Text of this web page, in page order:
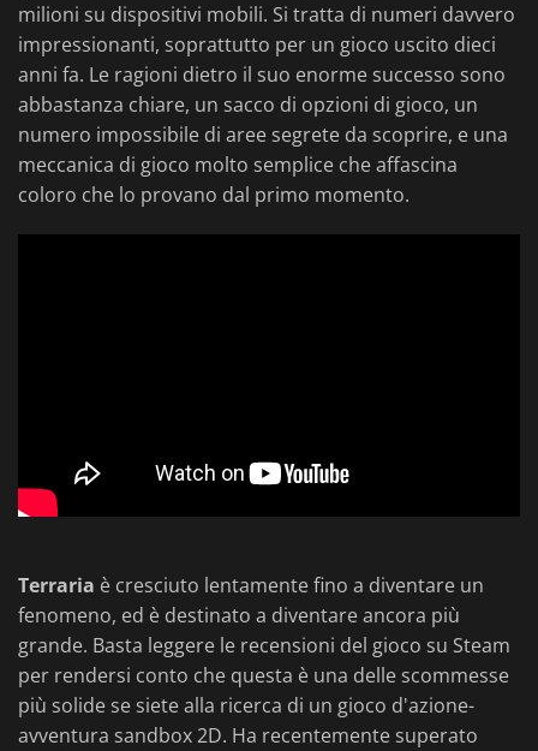
milioni su dispositivi mobili. Si tratta di numeri davvero
impressionanti, soprattutto per un gioco uscito dieci
anni fa. Le ragioni dietro il suo enorme successo sono
abbastanza chiare, un sacco di opzioni di gioco, un
numero impossibile di aree segrete da scoprire, e una
meccanica di gioco molto semplice che affascina
coloro che lo provano dal primo momento.
Terraria è cresciuto lentamente fino a diventare un
fenomeno, ed è destinato a diventare ancora più
grande. Basta leggere le recensioni del gioco su Steam
per rendersi conto che questa è una delle scommesse
più solide se siete alla ricerca di un gioco d'azione-
avventura sandbox 2D. Ha recentemente superato